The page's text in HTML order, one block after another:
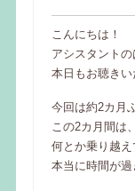
こんにちは！
アシスタント
本日もお聴き
今回は約2カ月
この2カ月間は
何とか乗り越
本当に時間が